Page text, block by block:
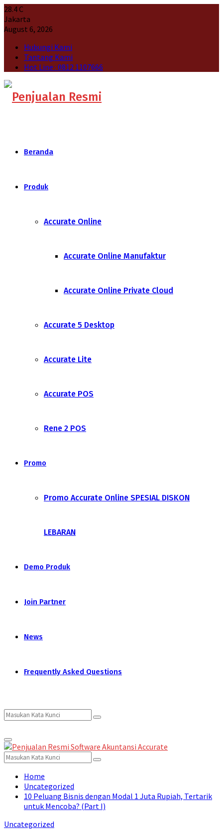
28.4C
Jakarta
August 6, 2026
Hubungi Kami
Tantang Kami
Hot Line : 0812 1107666
Beranda
Produk
Accurate Online
Accurate Online Manufaktur
Accurate Online Private Cloud
Accurate 5 Desktop
Accurate Lite
Accurate POS
Rene 2 POS
Promo
Promo Accurate Online SPESIAL DISKON
LEBARAN
Demo Produk
Join Partner
News
Frequently Asked Questions
Search
for:
Search
Primary
Menu
Search
for:
Search
Home
Uncategorized
10 Peluang Bisnis dengan Modal 1 Juta Rupiah, Tertarik
untuk Mencoba? (Part I)
Uncategorized